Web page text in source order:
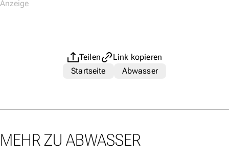
Teilen
Link kopieren
Startseite
Abwasser
MEHR ZU ABWASSER